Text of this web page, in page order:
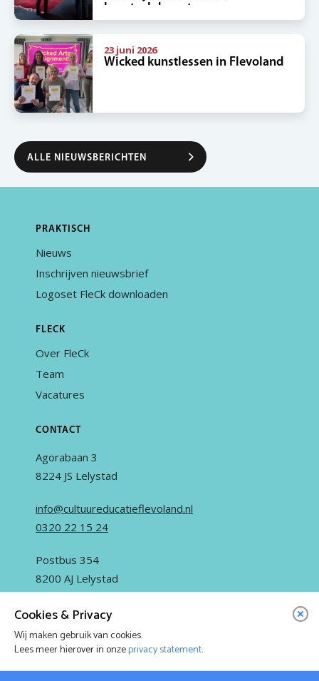
Cookies & Privacy
Wij maken gebruik van cookies.
Lees meer hierover in onzeprivacy statement.
kunstvakdocenten
23 juni 2026
Wicked kunstlessen in Flevoland
ALLE NIEUWSBERICHTEN
PRAKTISCH
Nieuws
Inschrijven nieuwsbrief
Logoset FleCk downloaden
FLECK
Over FleCk
Team
Vacatures
CONTACT
Agorabaan 3
8224 JS Lelystad
info@cultuureducatieflevoland.nl
0320 22 15 24
Postbus 354
8200 AJ Lelystad
IN OPDRACHT VAN